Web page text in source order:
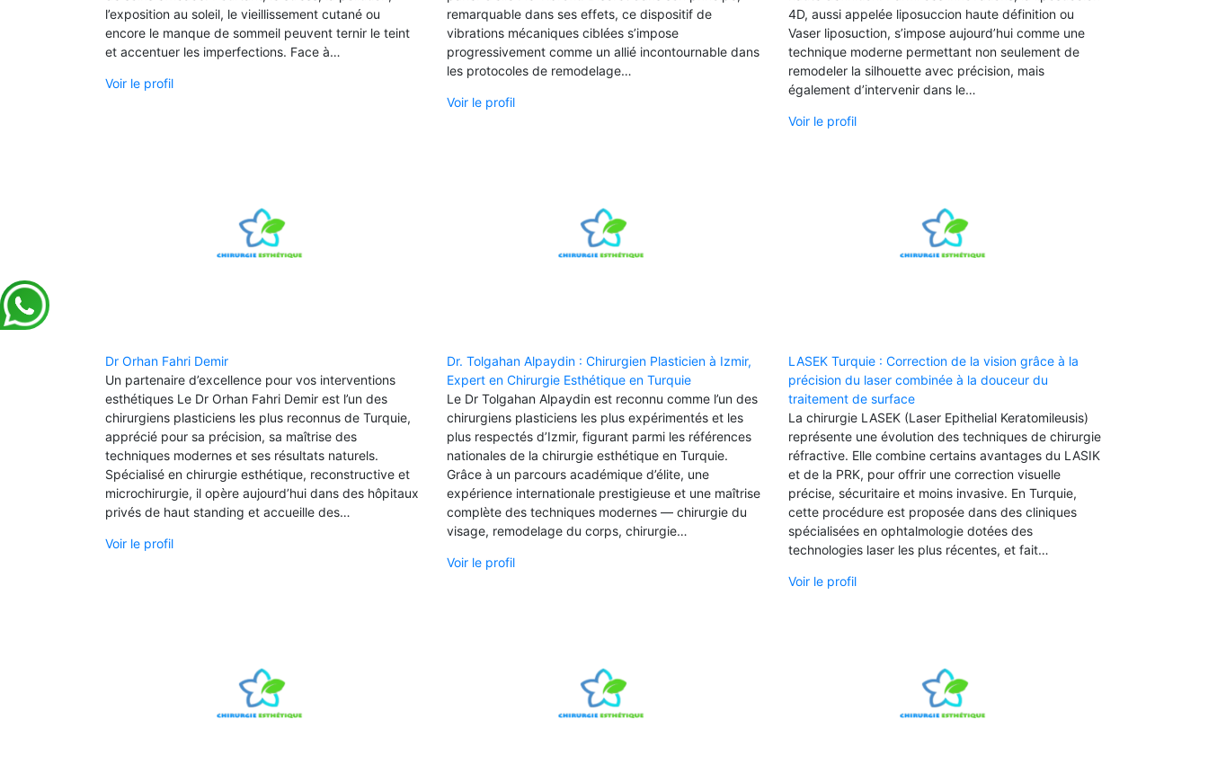
l’exposition au soleil, le vieillissement cutané ou
encore le manque de sommeil peuvent ternir le teint
et accentuer les imperfections. Face à…
Voir le profil
remarquable dans ses effets, ce dispositif de
vibrations mécaniques ciblées s’impose
progressivement comme un allié incontournable dans
les protocoles de remodelage…
Voir le profil
4D, aussi appelée liposuccion haute définition ou
Vaser liposuction, s’impose aujourd’hui comme une
technique moderne permettant non seulement de
remodeler la silhouette avec précision, mais
également d’intervenir dans le…
Voir le profil
Dr Orhan Fahri Demir
Un partenaire d’excellence pour vos interventions
esthétiques Le Dr Orhan Fahri Demir est l’un des
chirurgiens plasticiens les plus reconnus de Turquie,
apprécié pour sa précision, sa maîtrise des
techniques modernes et ses résultats naturels.
Spécialisé en chirurgie esthétique, reconstructive et
microchirurgie, il opère aujourd’hui dans des hôpitaux
privés de haut standing et accueille des…
Voir le profil
Dr. Tolgahan Alpaydin : Chirurgien Plasticien à Izmir,
Expert en Chirurgie Esthétique en Turquie
Le Dr Tolgahan Alpaydin est reconnu comme l’un des
chirurgiens plasticiens les plus expérimentés et les
plus respectés d’Izmir, figurant parmi les références
nationales de la chirurgie esthétique en Turquie.
Grâce à un parcours académique d’élite, une
expérience internationale prestigieuse et une maîtrise
complète des techniques modernes — chirurgie du
visage, remodelage du corps, chirurgie…
Voir le profil
LASEK Turquie : Correction de la vision grâce à la
précision du laser combinée à la douceur du
traitement de surface
La chirurgie LASEK (Laser Epithelial Keratomileusis)
représente une évolution des techniques de chirurgie
réfractive. Elle combine certains avantages du LASIK
et de la PRK, pour offrir une correction visuelle
précise, sécuritaire et moins invasive. En Turquie,
cette procédure est proposée dans des cliniques
spécialisées en ophtalmologie dotées des
technologies laser les plus récentes, et fait…
Voir le profil